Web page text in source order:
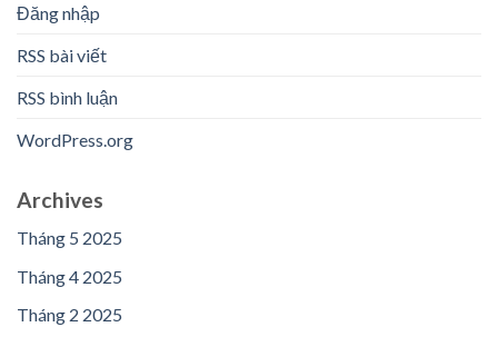
Đăng nhập
RSS bài viết
RSS bình luận
WordPress.org
Archives
Tháng 5 2025
Tháng 4 2025
Tháng 2 2025